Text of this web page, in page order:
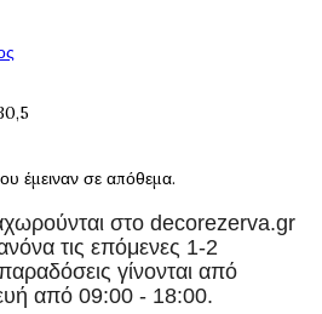
έμειναν σε απόθεμα.
στο decorezerva.gr
τις επόμενες 1-2
γίνονται από
από 09:00 - 18:00.